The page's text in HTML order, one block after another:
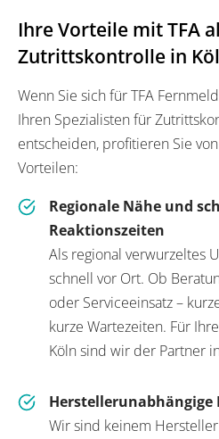
Ihre Vorteile mit TFA
Zutrittskontrolle in
Wenn Sie sich für TFA
Ihren Spezialisten für
entscheiden, profitieren Sie
Vorteilen:
Regionale Nähe und
Reaktionszeiten
Als regional verwurzeltes
schnell vor Ort. Ob
oder Serviceeinsatz –
kurze Wartezeiten. Für
Köln sind wir der Partner
Herstellerunabhängige
Wir sind keinem